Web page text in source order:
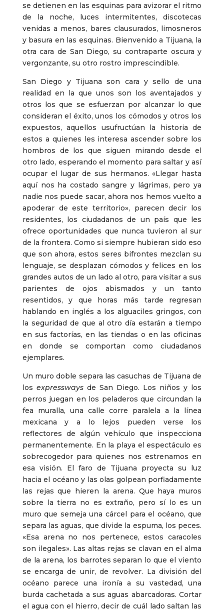
se detienen en las esquinas para avizorar el ritmo
de la noche, luces intermitentes, discotecas
venidas a menos, bares clausurados, limosneros
y basura en las esquinas. Bienvenido a Tijuana, la
otra cara de San Diego, su contraparte oscura y
vergonzante, su otro rostro imprescindible.
San Diego y Tijuana son cara y sello de una
realidad en la que unos son los aventajados y
otros los que se esfuerzan por alcanzar lo que
consideran el éxito, unos los cómodos y otros los
expuestos, aquellos usufructúan la historia de
estos a quienes les interesa ascender sobre los
hombros de los que siguen mirando desde el
otro lado, esperando el momento para saltar y así
ocupar el lugar de sus hermanos. «Llegar hasta
aquí nos ha costado sangre y lágrimas, pero ya
nadie nos puede sacar, ahora nos hemos vuelto a
apoderar de este territorio», parecen decir los
residentes, los ciudadanos de un país que les
ofrece oportunidades que nunca tuvieron al sur
de la frontera. Como si siempre hubieran sido eso
que son ahora, estos seres bifrontes mezclan su
lenguaje, se desplazan cómodos y felices en los
grandes autos de un lado al otro, para visitar a sus
parientes de ojos abismados y un tanto
resentidos, y que horas más tarde regresan
hablando en inglés a los alguaciles gringos, con
la seguridad de que al otro día estarán a tiempo
en sus factorías, en las tiendas o en las oficinas
en donde se comportan como ciudadanos
ejemplares.
Un muro doble separa las casuchas de Tijuana de
los expresswaysde San Diego. Los niños y los
perros juegan en los peladeros que circundan la
fea muralla, una calle corre paralela a la línea
mexicana y a lo lejos pueden verse los
reflectores de algún vehículo que inspecciona
permanentemente. En la playa el espectáculo es
sobrecogedor para quienes nos estrenamos en
esa visión. El faro de Tijuana proyecta su luz
hacia el océano y las olas golpean porfiadamente
las rejas que hieren la arena. Que haya muros
sobre la tierra no es extraño, pero sí lo es un
muro que semeja una cárcel para el océano, que
separa las aguas, que divide la espuma, los peces.
«Esa arena no nos pertenece, estos caracoles
son ilegales». Las altas rejas se clavan en el alma
de la arena, los barrotes separan lo que el viento
se encarga de unir, de revolver. La división del
océano parece una ironía a su vastedad, una
burda cachetada a sus aguas abarcadoras. Cortar
el agua con el hierro, decir de cuál lado saltan las